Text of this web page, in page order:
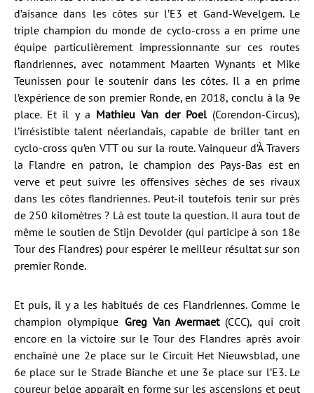
d’aisance dans les côtes sur l’E3 et Gand-Wevelgem. Le
triple champion du monde de cyclo-cross a en prime une
équipe particulièrement impressionnante sur ces routes
flandriennes, avec notamment Maarten Wynants et Mike
Teunissen pour le soutenir dans les côtes. Il a en prime
l’expérience de son premier Ronde, en 2018, conclu à la 9e
place. Et il y a Mathieu Van der Poel(Corendon-Circus),
l’irrésistible talent néerlandais, capable de briller tant en
cyclo-cross qu’en VTT ou sur la route. Vainqueur d’À Travers
la Flandre en patron, le champion des Pays-Bas est en
verve et peut suivre les offensives sèches de ses rivaux
dans les côtes flandriennes. Peut-il toutefois tenir sur près
de 250 kilomètres ? Là est toute la question. Il aura tout de
même le soutien de Stijn Devolder (qui participe à son 18e
Tour des Flandres) pour espérer le meilleur résultat sur son
premier Ronde.
Et puis, il y a les habitués de ces Flandriennes. Comme le
champion olympique Greg Van Avermaet(CCC), qui croit
encore en la victoire sur le Tour des Flandres après avoir
enchaîné une 2e place sur le Circuit Het Nieuwsblad, une
6e place sur le Strade Bianche et une 3e place sur l’E3. Le
coureur belge apparaît en forme sur les ascensions et peut